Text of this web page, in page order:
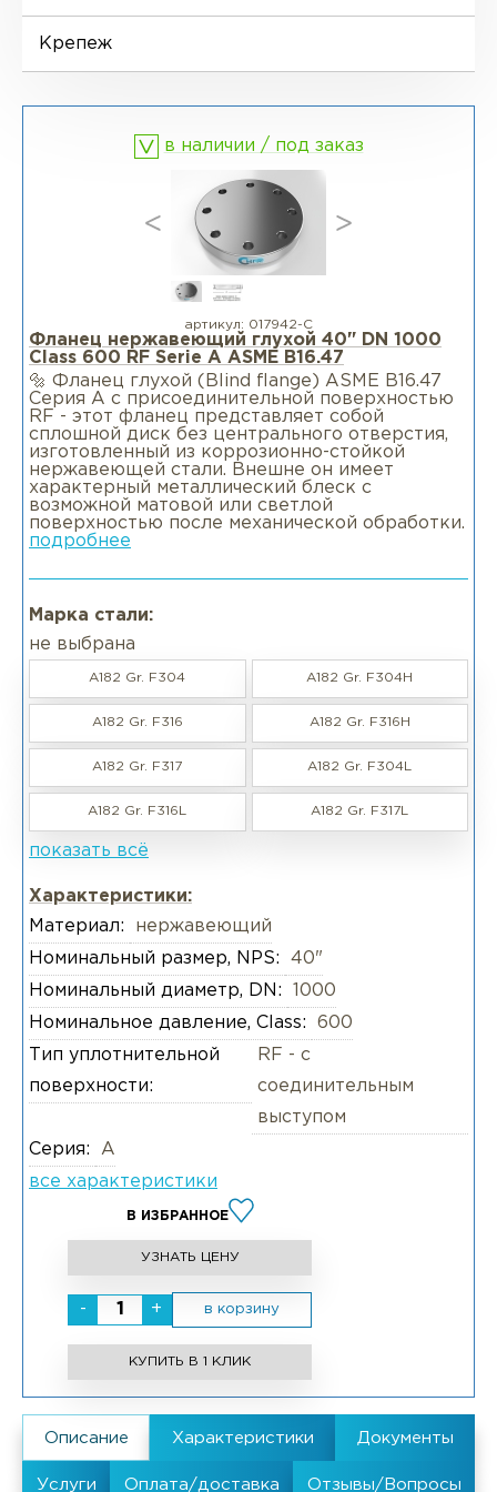
Отводы EN 10253-4
Отводы MSS SP-75
Переходы DIN 2616-1
Переходы DIN 2616-2
Ниппели
Втулки
Крепеж
в наличии / под заказ
артикул: 017942-С
Фланец нержавеющий глухой 40" DN 1000
Class 600 RF Serie А ASME B16.47
🔩 Фланец глухой (Blind flange) ASME B16.47
Серия A c присоединительной поверхностью
RF - этот фланец представляет собой
сплошной диск без центрального отверстия,
изготовленный из коррозионно-стойкой
нержавеющей стали. Внешне он имеет
характерный металлический блеск с
возможной матовой или светлой
поверхностью после механической обработки.
подробнее
Марка стали:
не выбрана
A182 Gr. F304 A182 Gr. F304H
A182 Gr. F316 A182 Gr. F316H
A182 Gr. F317 A182 Gr. F304L
A182 Gr. F316L A182 Gr. F317L
показать всё
Характеристики:
Материал:
нержавеющий
Номинальный размер, NPS:
40"
Номинальный диаметр, DN:
1000
Номинальное давление, Class:
600
Тип уплотнительной
поверхности:
RF - с
соединительным
выступом
Серия:
А
все характеристики
В ИЗБРАННОЕ
УЗНАТЬ ЦЕНУ
- + в корзину
КУПИТЬ В 1 КЛИК